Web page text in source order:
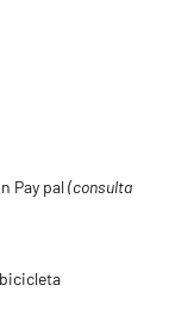
Pay pal(consulta